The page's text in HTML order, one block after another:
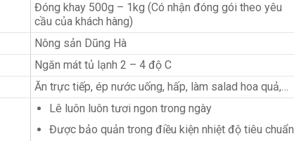
Đóng khay 500g – 1kg (Có nhận đóng gói theo yêu
cầu của khách hàng)
Nông sản Dũng Hà
Ngăn mát tủ lạnh 2 – 4 độ C
Ăn trực tiếp, ép nước uống, hấp, làm salad hoa quả,…
Lê luôn luôn tươi ngon trong ngày
Được bảo quản trong điều kiện nhiệt độ tiêu chuẩn